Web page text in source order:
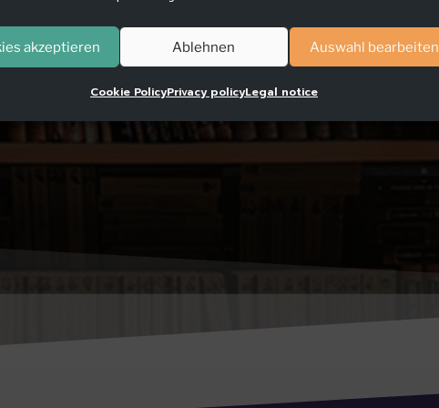
akzeptieren Ablehnen Auswahl bearbeiten
Cookie PolicyPrivacy policyLegal notice